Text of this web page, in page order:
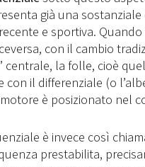
già una
e sportiva.
con il cambio
centrale, la folle, cioè
con il differenziale (o
è posizionato nel
è invece così
prestabilita,